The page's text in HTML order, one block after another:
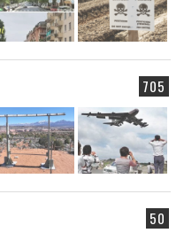
705
50